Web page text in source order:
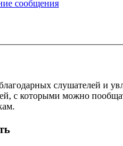
сообщения
слушателей и
с которыми можно